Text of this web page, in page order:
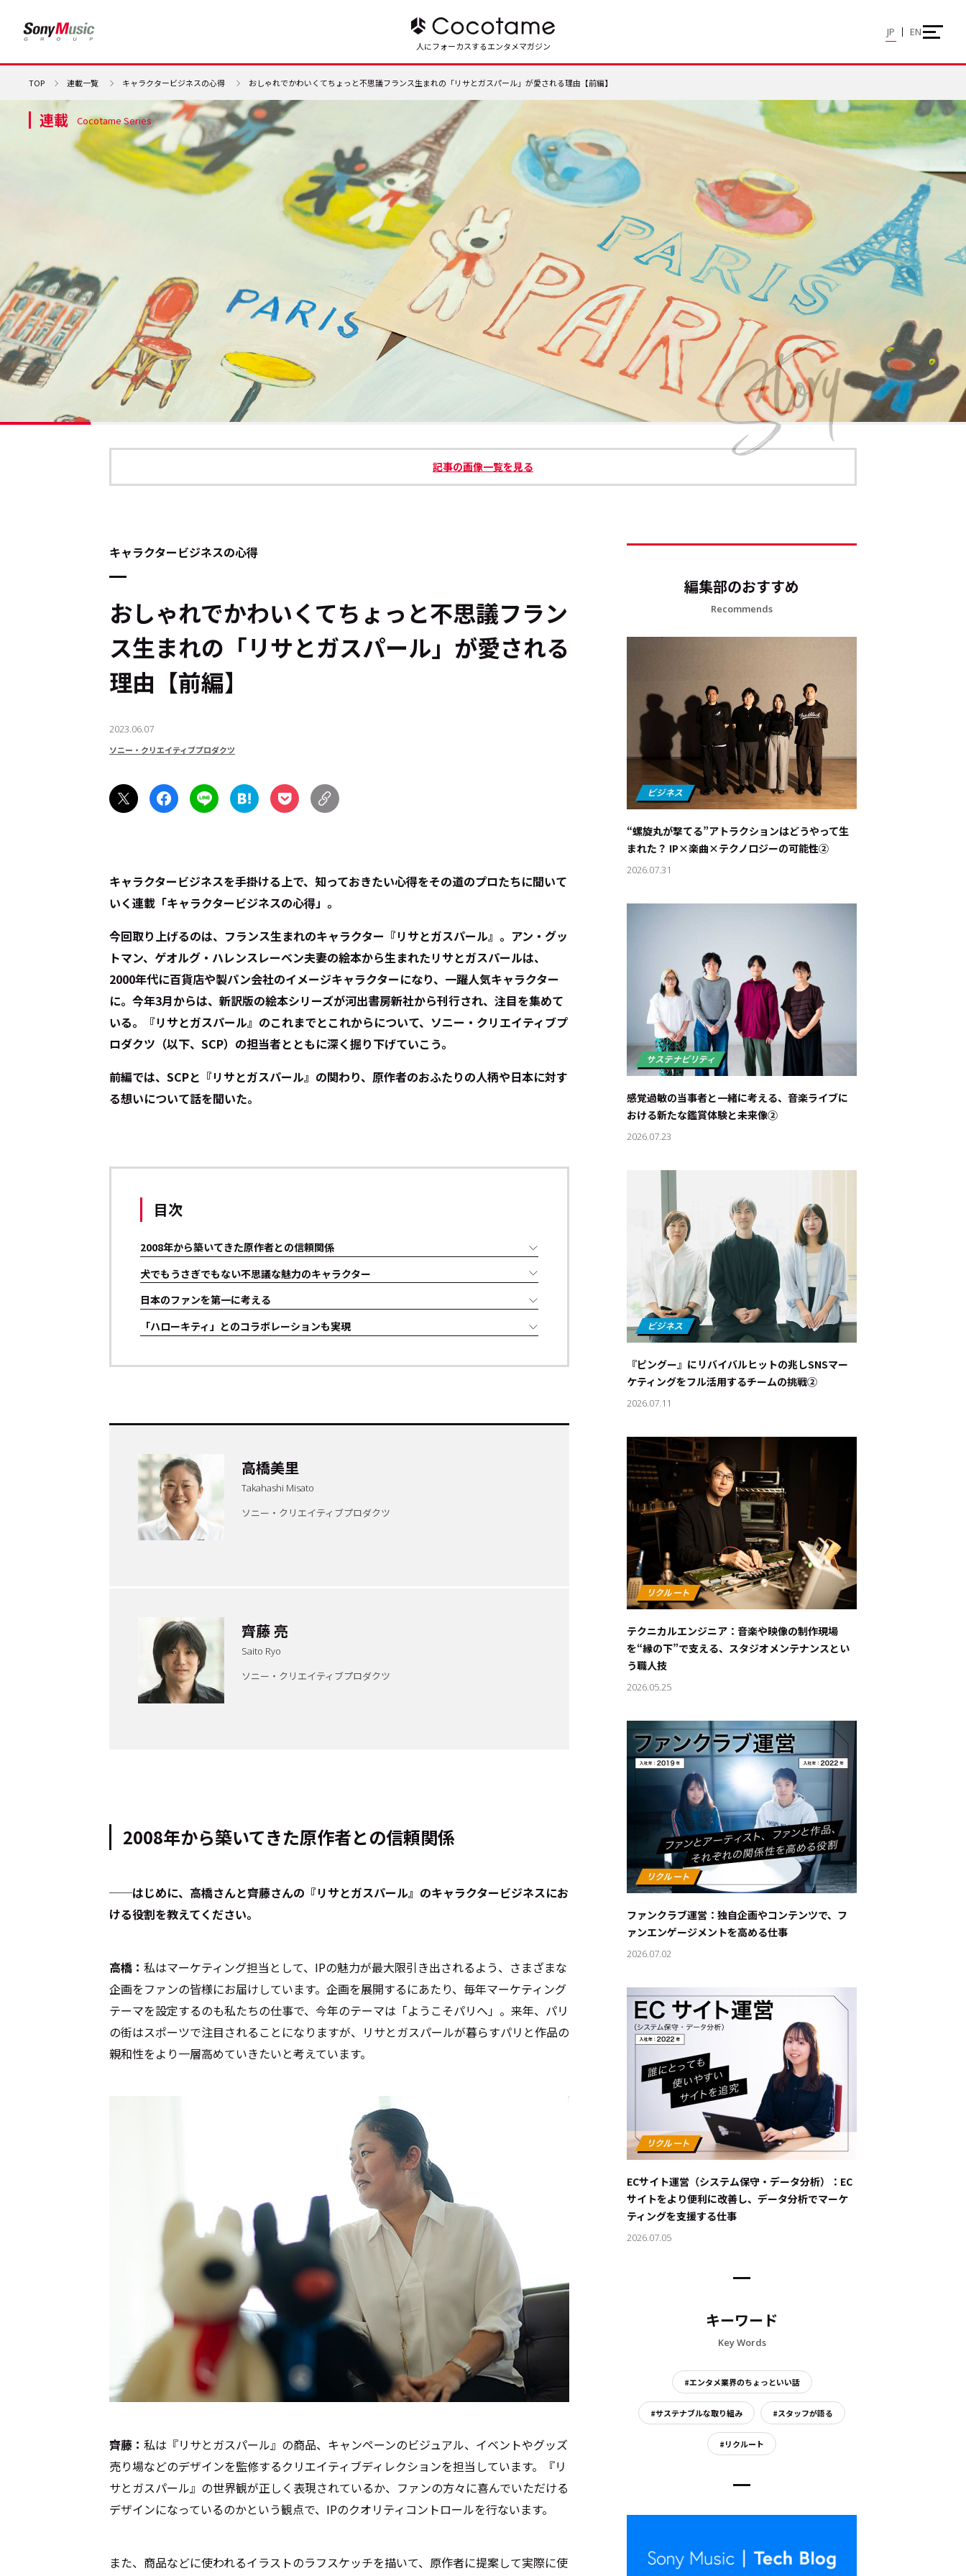
トップ Top
記事一覧 Articles
Cocotameとは
キーワード：
#エンタメ業界のちょっといい話
#リクルート
JP
人にフォーカスするエンタメマガジン
JP EN
TOP 連載一覧 キャラクタービジネスの心得 おしゃれでかわいくてちょっと不思議――フランス生まれの「リサとガスパール」が愛される理由【前編】
連載 Cocotame Series
記事の画像一覧を見る
キャラクタービジネスの心得
おしゃれでかわいくてちょっと不思議――フラン
ス生まれの「リサとガスパール」が愛される
理由【前編】
2023.06.07
ソニー・クリエイティブプロダクツ
キャラクタービジネスを手掛ける上で、知っておきたい心得をその道のプロたちに聞いて
いく連載「キャラクタービジネスの心得」。
今回取り上げるのは、フランス生まれのキャラクター『リサとガスパール』。アン・グッ
トマン、ゲオルグ・ハレンスレーベン夫妻の絵本から生まれたリサとガスパールは、
2000年代に百貨店や製パン会社のイメージキャラクターになり、一躍人気キャラクター
に。今年3月からは、新訳版の絵本シリーズが河出書房新社から刊行され、注目を集めて
いる。『リサとガスパール』のこれまでとこれからについて、ソニー・クリエイティブプ
ロダクツ（以下、SCP）の担当者とともに深く掘り下げていこう。
前編では、SCPと『リサとガスパール』の関わり、原作者のおふたりの人柄や日本に対す
る想いについて話を聞いた。
目次
2008年から築いてきた原作者との信頼関係
犬でもうさぎでもない不思議な魅力のキャラクター
日本のファンを第一に考える
「ハローキティ」とのコラボレーションも実現
高橋美里
Takahashi Misato
ソニー・クリエイティブプロダクツ
齊藤 亮
Saito Ryo
ソニー・クリエイティブプロダクツ
2008年から築いてきた原作者との信頼関係
──はじめに、高橋さんと齊藤さんの『リサとガスパール』のキャラクタービジネスにお
ける役割を教えてください。
高橋： 私はマーケティング担当として、IPの魅力が最大限引き出されるよう、さまざまな
企画をファンの皆様にお届けしています。企画を展開するにあたり、毎年マーケティング
テーマを設定するのも私たちの仕事で、今年のテーマは「ようこそパリへ」。来年、パリ
の街はスポーツで注目されることになりますが、リサとガスパールが暮らすパリと作品の
親和性をより一層高めていきたいと考えています。
齊藤： 私は『リサとガスパール』の商品、キャンペーンのビジュアル、イベントやグッズ
売り場などのデザインを監修するクリエイティブディレクションを担当しています。『リ
サとガスパール』の世界観が正しく表現されているか、ファンの方々に喜んでいただける
デザインになっているのかという観点で、IPのクオリティコントロールを行ないます。
また、商品などに使われるイラストのラフスケッチを描いて、原作者に提案して実際に使
編集部のおすすめ
Recommends
“螺旋丸が撃てる”アトラクションはどうやって生
まれた？ IP×楽曲×テクノロジーの可能性②
2026.07.31
感覚過敏の当事者と一緒に考える、音楽ライブに
おける新たな鑑賞体験と未来像②
2026.07.23
『ピングー』にリバイバルヒットの兆し――SNSマー
ケティングをフル活用するチームの挑戦②
2026.07.11
テクニカルエンジニア：音楽や映像の制作現場
を“縁の下”で支える、スタジオメンテナンスとい
う職人技
2026.05.25
ファンクラブ運営：独自企画やコンテンツで、フ
ァンエンゲージメントを高める仕事
2026.07.02
ECサイト運営（システム保守・データ分析）：EC
サイトをより便利に改善し、データ分析でマーケ
ティングを支援する仕事
2026.07.05
キーワード
Key Words
#エンタメ業界のちょっといい話
#サステナブルな取り組み #スタッフが語る
#リクルート